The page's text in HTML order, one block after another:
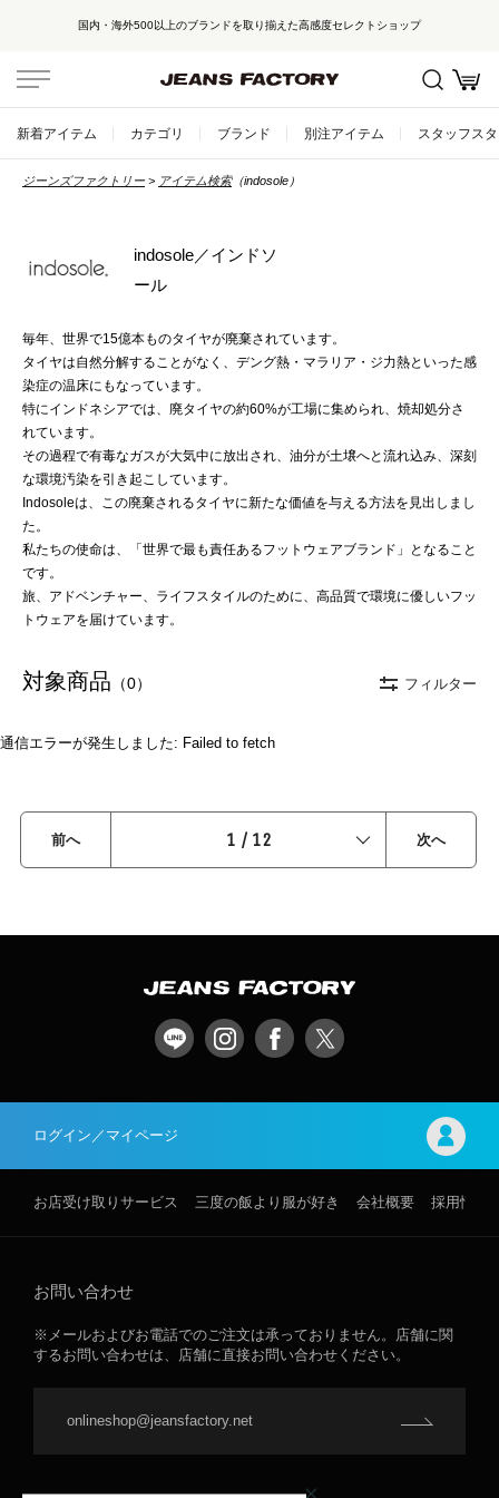
国内・海外500以上のブランドを取り揃えた高感度セレクトショップ
新着アイテム カテゴリ ブランド 別注アイテム スタッフス
ジーンズファクトリー アイテム検索（indosole）
indosole／インドソ
ール
毎年、世界で15億本ものタイヤが廃棄されています。
タイヤは自然分解することがなく、デング熱・マラリア・ジ力熱といった感
染症の温床にもなっています。
特にインドネシアでは、廃タイヤの約60%が工場に集められ、焼却処分さ
れています。
その過程で有毒なガスが大気中に放出され、油分が土壌へと流れ込み、深刻
な環境汚染を引き起こしています。
Indosoleは、この廃棄されるタイヤに新たな価値を与える方法を見出しまし
た。
私たちの使命は、「世界で最も責任あるフットウェアブランド」となること
です。
旅、アドベンチャー、ライフスタイルのために、高品質で環境に優しいフッ
トウェアを届けています。
対象商品 （0） フィルター
通信エラーが発生しました: Failed to fetch
前へ 1 / 12 次へ
ログイン／マイページ
お店受け取りサービス 三度の飯より服が好き 会社概要 採用情報
お問い合わせ
※メールおよびお電話でのご注文は承っておりません。店舗に関
するお問い合わせは、店舗に直接お問い合わせください。
onlineshop@jeansfactory.net